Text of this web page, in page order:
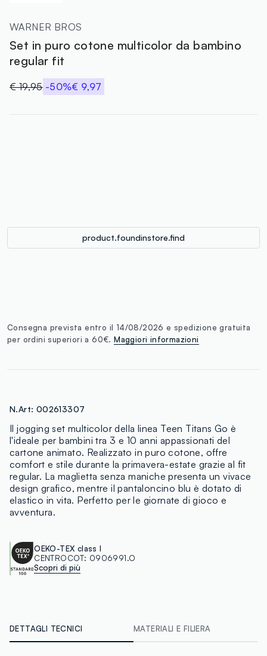
WARNER BROS
Set in puro cotone multicolor da bambino
regular fit
€ 19,95 -50%€ 9,97
product.foundinstore.find
Consegna prevista entro il 14/08/2026 e spedizione gratuita
per ordini superiori a 60€.Maggiori informazioni
N.Art: 002613307
Il jogging set multicolor della linea Teen Titans Go è
l'ideale per bambini tra 3 e 10 anni appassionati del
cartone animato. Realizzato in puro cotone, offre
comfort e stile durante la primavera-estate grazie al fit
regular. La maglietta senza maniche presenta un vivace
design grafico, mentre il pantaloncino blu è dotato di
elastico in vita. Perfetto per le giornate di gioco e
avventura.
OEKO-TEX class I
CENTROCOT: 0906991.O
Scopri di più
DETTAGLI TECNICI MATERIALI E FILIERA